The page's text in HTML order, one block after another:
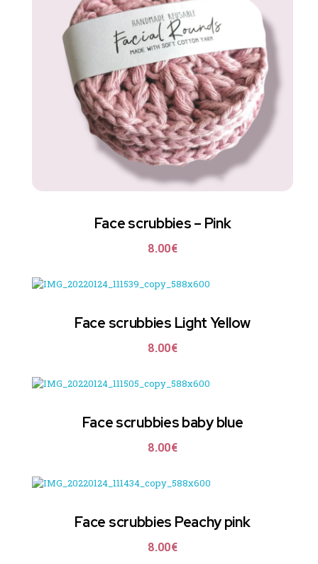
Face scrubbies – Pink
8.00€
Face scrubbies Light Yellow
8.00€
Face scrubbies baby blue
8.00€
Face scrubbies Peachy pink
8.00€